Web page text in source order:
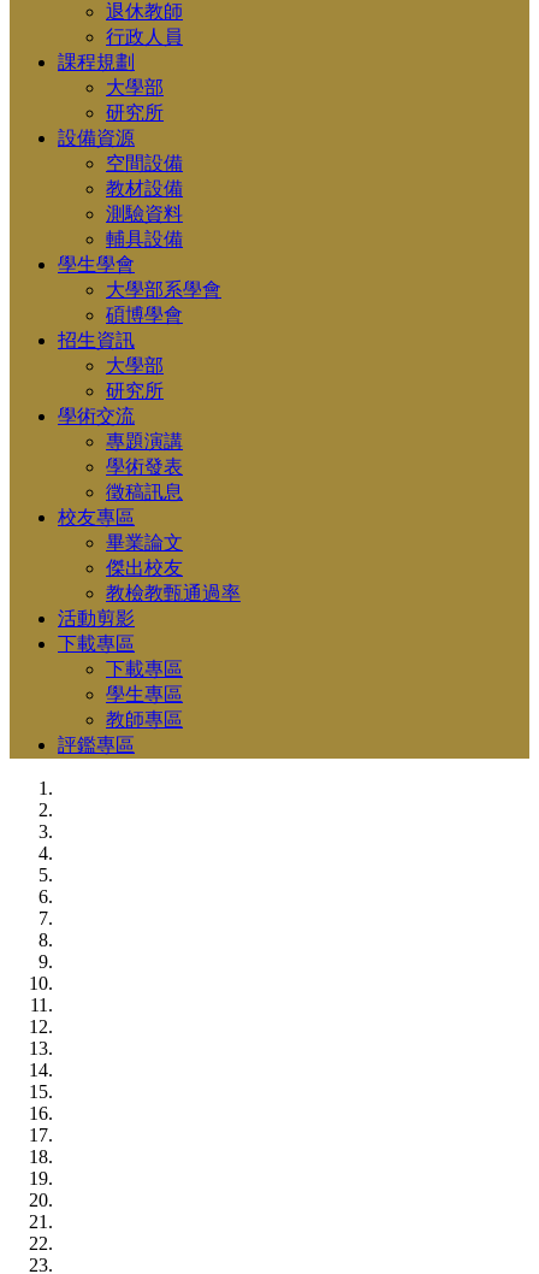
退休教師
行政人員
課程規劃
大學部
研究所
設備資源
空間設備
教材設備
測驗資料
輔具設備
學生學會
大學部系學會
碩博學會
招生資訊
大學部
研究所
學術交流
專題演講
學術發表
徵稿訊息
校友專區
畢業論文
傑出校友
教檢教甄通過率
活動剪影
下載專區
下載專區
學生專區
教師專區
評鑑專區